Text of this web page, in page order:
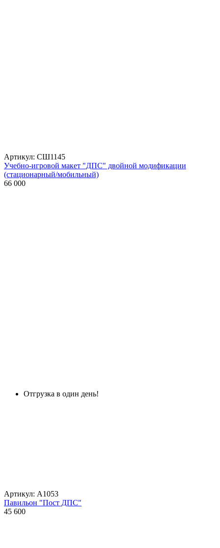
Артикул: СШ1145
Учебно-игровой макет "ДПС" двойной модификации
(стационарный/мобильный)
66 000
Отгрузка в один день!
Артикул: А1053
Павильон "Пост ДПС"
45 600